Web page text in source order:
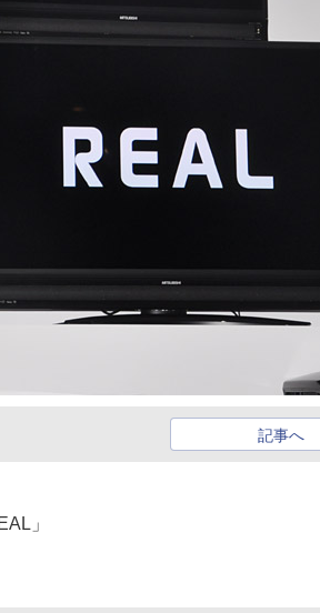
記事へ
」